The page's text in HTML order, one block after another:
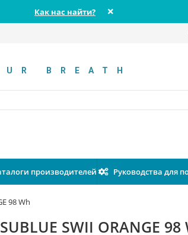
Как нас найти?
BREATH
производителей Руководства для
98 Wh
SWII ORANGE 98